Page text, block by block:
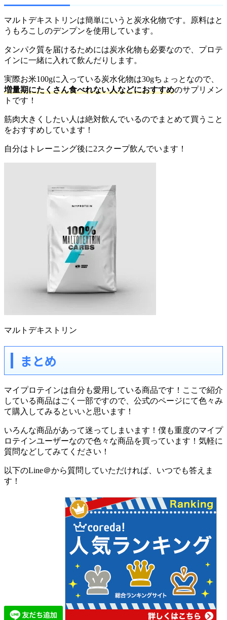
マルトデキストリンは簡単にいうと炭水化物です。原料はと
うもろこしのデンプンを使用しています。
タンパク質を届けるためには炭水化物も必要なので、プロテ
インに一緒に入れて飲んだりします。
実際お米100gに入っている炭水化物は30gちょっとなので、
増量期にたくさん食べれない人などにおすすめのサプリメン
トです！
筋肉大きくしたい人は絶対飲んでいるのでまとめて買うこと
をおすすめしています！
自分はトレーニング後に2スクープ飲んでいます！
マルトデキストリン
まとめ
マイプロテインは自分も愛用している商品です！ここで紹介
している商品はごく一部ですので、公式のページにて色々み
て購入してみるといいと思います！
いろんな商品があって迷ってしまいます！僕も重度のマイプ
ロテインユーザーなので色々な商品を買っています！気軽に
質問などしてみてください！
以下のLine＠から質問していただければ、いつでも答えま
す！